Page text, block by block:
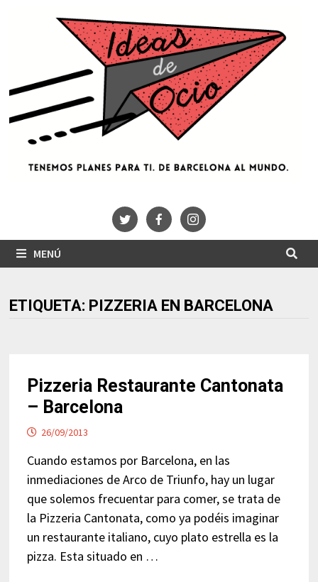
MENÚ
ETIQUETA: PIZZERIA EN BARCELONA
Pizzeria Restaurante Cantonata
– Barcelona
26/09/2013
Cuando estamos por Barcelona, en las
inmediaciones de Arco de Triunfo, hay un lugar
que solemos frecuentar para comer, se trata de
la Pizzeria Cantonata, como ya podéis imaginar
un restaurante italiano, cuyo plato estrella es la
pizza. Esta situado en …